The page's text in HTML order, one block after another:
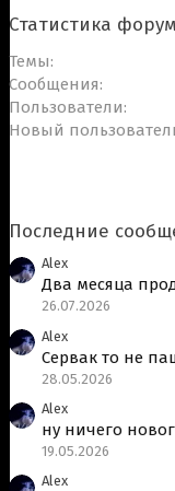
Статистика
Темы
Сообщения
Пользователи
Новый
Последние
Alex
Два месяца
26.07.2026
Alex
Сервак то не
28.05.2026
Alex
ну ничего
19.05.2026
Alex